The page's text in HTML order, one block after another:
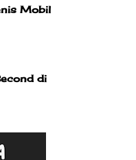
Mobil
di